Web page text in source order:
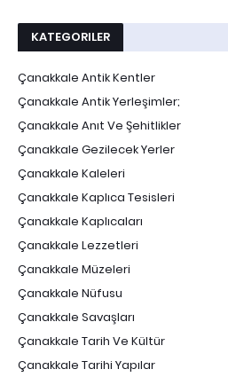
KATEGORILER
Çanakkale Antik Kentler
Çanakkale Antik Yerleşimler;
Çanakkale Anıt Ve Şehitlikler
Çanakkale Gezilecek Yerler
Çanakkale Kaleleri
Çanakkale Kaplıca Tesisleri
Çanakkale Kaplıcaları
Çanakkale Lezzetleri
Çanakkale Müzeleri
Çanakkale Nüfusu
Çanakkale Savaşları
Çanakkale Tarih Ve Kültür
Çanakkale Tarihi Yapılar